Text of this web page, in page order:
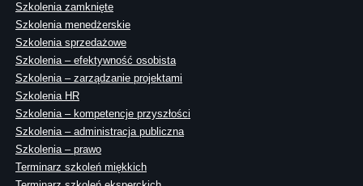
Szkolenia zamknięte
Szkolenia menedżerskie
Szkolenia sprzedażowe
Szkolenia – efektywność osobista
Szkolenia – zarządzanie projektami
Szkolenia HR
Szkolenia – kompetencje przyszłości
Szkolenia – administracja publiczna
Szkolenia – prawo
Terminarz szkoleń miękkich